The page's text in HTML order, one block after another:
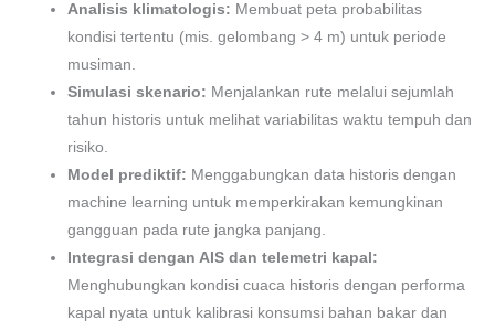
Analisis klimatologis: Membuat peta probabilitas
kondisi tertentu (mis. gelombang > 4 m) untuk periode
musiman.
Simulasi skenario: Menjalankan rute melalui sejumlah
tahun historis untuk melihat variabilitas waktu tempuh dan
risiko.
Model prediktif: Menggabungkan data historis dengan
machine learning untuk memperkirakan kemungkinan
gangguan pada rute jangka panjang.
Integrasi dengan AIS dan telemetri kapal:
Menghubungkan kondisi cuaca historis dengan performa
kapal nyata untuk kalibrasi konsumsi bahan bakar dan